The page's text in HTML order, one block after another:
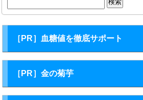
索:
［PR］血糖値を徹底サポート
［PR］金の菊芋